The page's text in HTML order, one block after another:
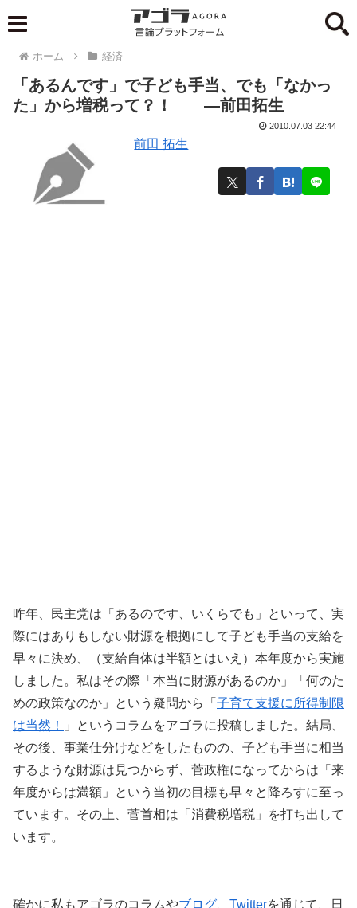
ホーム 経済
「あるんです」で子ども手当、でも「なかっ
た」から増税って？！ ―前田拓生
前田 拓生
2010.07.03 22:44
昨年、民主党は「あるのです、いくらでも」といって、実
際にはありもしない財源を根拠にして子ども手当の支給を
早々に決め、（支給自体は半額とはいえ）本年度から実施
しました。私はその際「本当に財源があるのか」「何のた
めの政策なのか」という疑問から「 子育て支援に所得制限
は当然！
」というコラムをアゴラに投稿しました。結局、
その後、事業仕分けなどをしたものの、子ども手当に相当
するような財源は見つからず、菅政権になってからは「来
年度からは満額」という当初の目標も早々と降ろすに至っ
ています。その上、菅首相は「消費税増税」を打ち出して
います。
確かに私もアゴラのコラムやブログ Twitterを通じて、日